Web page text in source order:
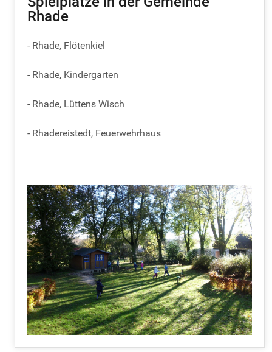
Rhade
- Rhade, Flötenkiel
- Rhade, Kindergarten
- Rhade, Lüttens Wisch
- Rhadereistedt, Feuerwehrhaus